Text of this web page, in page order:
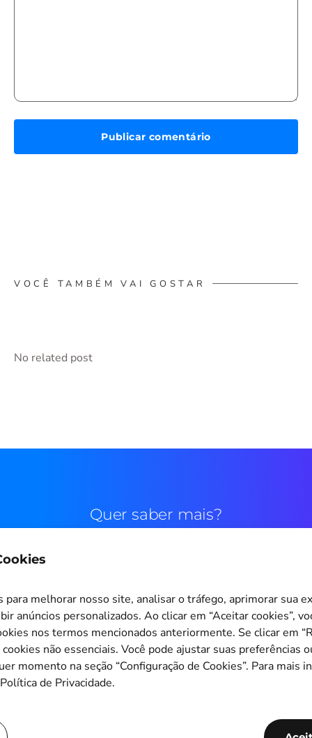
VOCÊ TAMBÉM VAI GOSTAR
No related post
para melhorar nosso site, analisar o tráfego, aprimorar sua
anúncios personalizados. Ao clicar em “Aceitar cookies”,
nos termos mencionados anteriormente. Se clicar em
não essenciais. Você pode ajustar suas preferências
momento na seção “Configuração de Cookies”. Para mais
de Privacidade.
Quer saber mais?
Configuração de Cookies